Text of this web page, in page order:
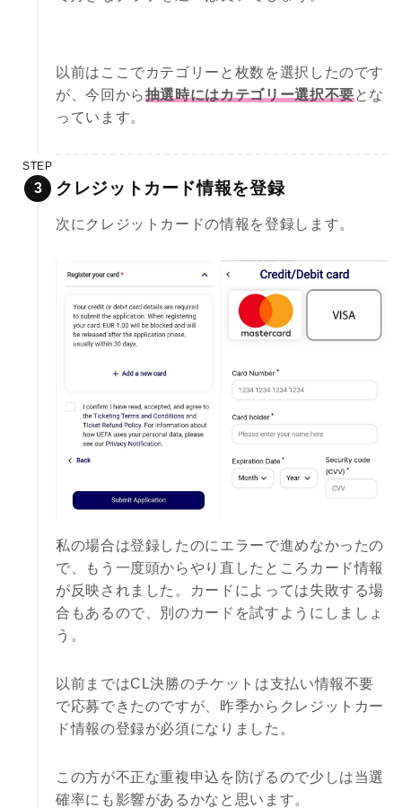
以前はここでカテゴリーと枚数を選択したのです
が、今回から抽選時にはカテゴリー選択不要とな
っています。
STEP
クレジットカード情報を登録
次にクレジットカードの情報を登録します。
私の場合は登録したのにエラーで進めなかったの
で、もう一度頭からやり直したところカード情報
が反映されました。カードによっては失敗する場
合もあるので、別のカードを試すようにしましょ
う。
以前まではCL決勝のチケットは支払い情報不要
で応募できたのですが、昨季からクレジットカー
ド情報の登録が必須になりました。
この方が不正な重複申込を防げるので少しは当選
確率にも影響があるかなと思います。